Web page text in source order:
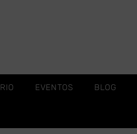
EVENTOS BLOG